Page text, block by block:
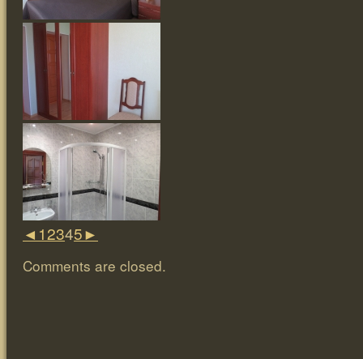
◄ 12345►
Comments are closed.